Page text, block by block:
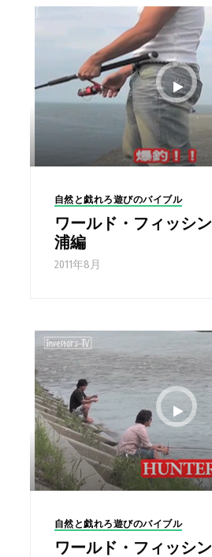
自然と戯れろ遊びのバイブル
ワールド・フィッシ
浦編
2011年8月
自然と戯れろ遊びのバイブル
ワールド・フィッシ